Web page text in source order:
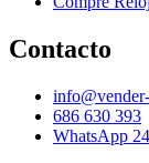
Contacto
686 630 393
WhatsApp